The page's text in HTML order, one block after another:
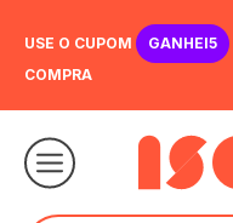
USE O CUPOM GANHEI5
COMPRA